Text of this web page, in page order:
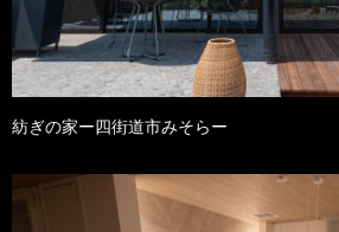
紡ぎの家ー四街道市みそらー